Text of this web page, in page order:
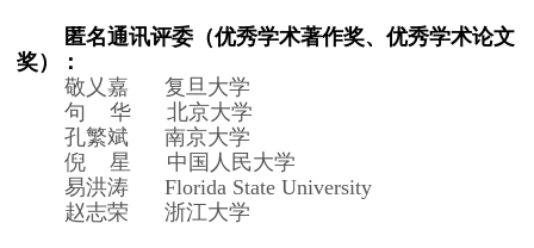
匿名通讯评委（优秀学术著作奖、优秀学术论文
奖）：
敬乂嘉 复旦大学
句 华 北京大学
孔繁斌 南京大学
倪 星 中国人民大学
易洪涛 Florida State University
赵志荣 浙江大学